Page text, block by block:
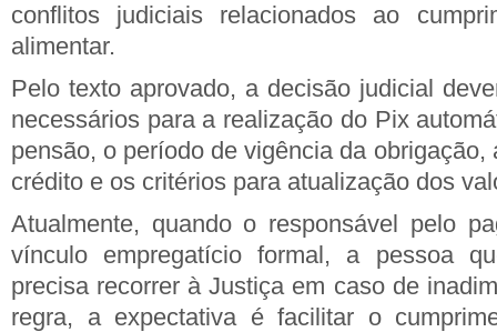
conflitos judiciais relacionados ao
alimentar.
Pelo texto aprovado, a decisão judicial
necessários para a realização do Pix
pensão, o período de vigência da obrigação,
crédito e os critérios para atualização dos
Atualmente, quando o responsável pelo
vínculo empregatício formal, a pessoa
precisa recorrer à Justiça em caso de
regra, a expectativa é facilitar o